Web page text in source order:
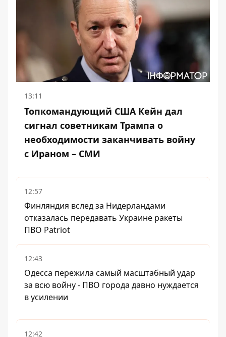
13:11
Топкомандующий США Кейн дал
сигнал советникам Трампа о
необходимости заканчивать войну
с Ираном – СМИ
12:57
Финляндия вслед за Нидерландами
отказалась передавать Украине ракеты
ПВО Patriot
12:43
Одесса пережила самый масштабный удар
за всю войну - ПВО города давно нуждается
в усилении
12:42